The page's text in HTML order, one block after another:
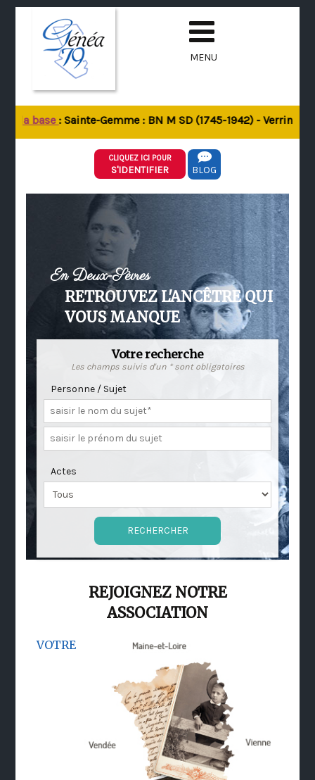
MENU
la base: Sainte-Gemme : BN M SD (1745-1942) - Verrines-
CLIQUEZ ICI POUR
S'IDENTIFIER BLOG
En Deux-Sèvres
RETROUVEZ L'ANCÊTRE QUI
VOUS MANQUE
Votre recherche
Les champs suivis d'un * sont obligatoires
Personne / Sujet
Actes
REJOIGNEZ NOTRE
ASSOCIATION
VOTRE